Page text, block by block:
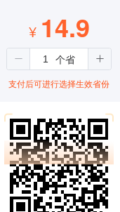
¥ 14.9
支付后可进行选择生效省份